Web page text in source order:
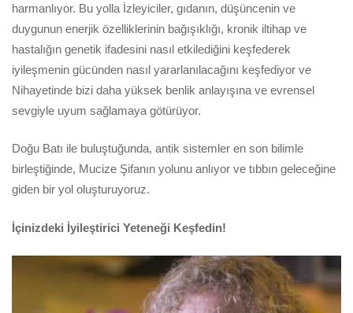
harmanlıyor. Bu yolla İzleyiciler, gıdanın, düşüncenin ve
duygunun enerjik özelliklerinin bağışıklığı, kronik iltihap ve
hastalığın genetik ifadesini nasıl etkilediğini keşfederek
iyileşmenin gücünden nasıl yararlanılacağını keşfediyor ve
Nihayetinde bizi daha yüksek benlik anlayışına ve evrensel
sevgiyle uyum sağlamaya götürüyor.
Doğu Batı ile buluştuğunda, antik sistemler en son bilimle
birleştiğinde, Mucize Şifanın yolunu anlıyor ve tıbbın geleceğine
giden bir yol oluşturuyoruz.
İçinizdeki İyileştirici Yeteneği Keşfedin!